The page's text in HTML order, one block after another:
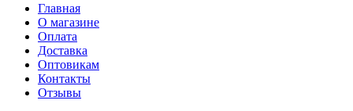
Главная
О магазине
Оплата
Доставка
Оптовикам
Контакты
Отзывы